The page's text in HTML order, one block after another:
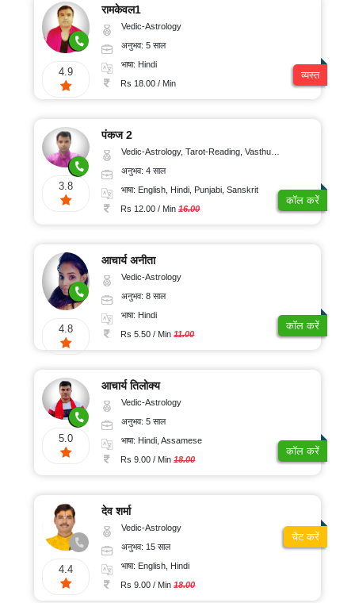
4.9
रामकेवल1
Vedic-Astrology
अनुभव: 5 साल
भाषा: Hindi
Rs 18.00 / Min
व्यस्त
3.8
पंकज 2
Vedic-Astrology, Tarot-Reading, Vasthu, Prashna-Kundali
अनुभव: 4 साल
भाषा: English, Hindi, Punjabi, Sanskrit
Rs 12.00 / Min16.00
कॉल करें
4.8
आचार्य अनीता
Vedic-Astrology
अनुभव: 8 साल
भाषा: Hindi
Rs 5.50 / Min11.00
कॉल करें
5.0
आचार्य तिलोक्य
Vedic-Astrology
अनुभव: 5 साल
भाषा: Hindi, Assamese
Rs 9.00 / Min18.00
कॉल करें
4.4
देव शर्मा
Vedic-Astrology
अनुभव: 15 साल
भाषा: English, Hindi
Rs 9.00 / Min18.00
चैट करें